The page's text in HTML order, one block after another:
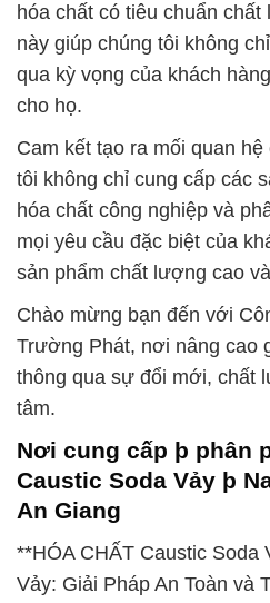
hóa chất có tiêu chuẩn
này giúp chúng tôi không
qua kỳ vọng của khách
cho họ.
Cam kết tạo ra mối quan
tôi không chỉ cung cấp các
hóa chất công nghiệp và
mọi yêu cầu đặc biệt của
sản phẩm chất lượng cao
Chào mừng bạn đến với
Trường Phát, nơi nâng cao
thông qua sự đổi mới, chất
tâm.
Nơi cung cấp þ phân
Caustic Soda Vảy þ
An Giang
**HÓA CHẤT Caustic Soda
Vảy: Giải Pháp An Toàn và